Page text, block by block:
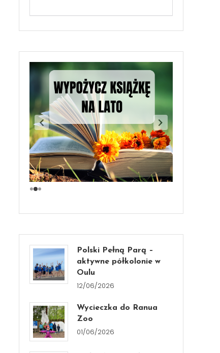
Polski Pełną Parą –
aktywne półkolonie w
Oulu
12/06/2026
Wycieczka do Ranua
Zoo
01/06/2026